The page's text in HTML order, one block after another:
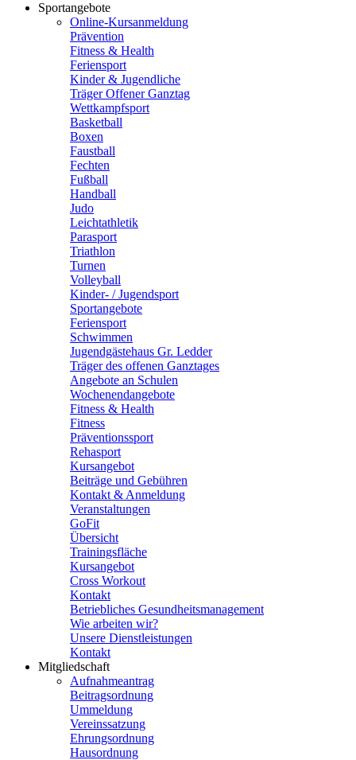
Sportangebote
Online-Kursanmeldung
Prävention
Fitness & Health
Feriensport
Kinder & Jugendliche
Träger Offener Ganztag
Wettkampfsport
Basketball
Boxen
Faustball
Fechten
Fußball
Handball
Judo
Leichtathletik
Parasport
Triathlon
Turnen
Volleyball
Kinder- / Jugendsport
Sportangebote
Feriensport
Schwimmen
Jugendgästehaus Gr. Ledder
Träger des offenen Ganztages
Angebote an Schulen
Wochenendangebote
Fitness & Health
Fitness
Präventionssport
Rehasport
Kursangebot
Beiträge und Gebühren
Kontakt & Anmeldung
Veranstaltungen
GoFit
Übersicht
Trainingsfläche
Kursangebot
Cross Workout
Kontakt
Betriebliches Gesundheitsmanagement
Wie arbeiten wir?
Unsere Dienstleistungen
Kontakt
Mitgliedschaft
Aufnahmeantrag
Beitragsordnung
Ummeldung
Vereinssatzung
Ehrungsordnung
Hausordnung